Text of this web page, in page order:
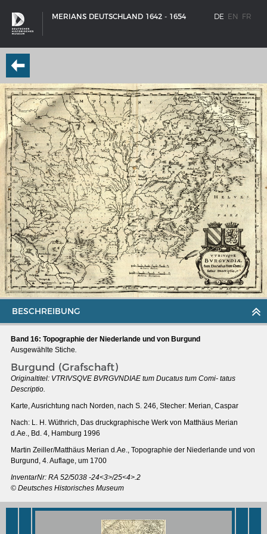
MERIANS DEUTSCHLAND 1642 - 1654 DE EN FR
SCHIFFSTYPEN
Entwicklungen im europäischen Schiffbau
MERIANS DEUTSCHLAND 1642 - 1654
Interaktive Karte
BESCHREIBUNG
Band 16: Topographie der Niederlande und von Burgund
Ausgewählte Stiche.
Burgund (Grafschaft)
Originaltitel: VTRIVSQVE BVRGVNDIAE tum Ducatus tum Comi- tatus
Descriptio.
Karte, Ausrichtung nach Norden, nach S. 246, Stecher: Merian, Caspar
Nach: L. H. Wüthrich, Das druckgraphische Werk von Matthäus Merian
d.Ae., Bd. 4, Hamburg 1996
Martin Zeiller/Matthäus Merian d.Ae., Topographie der Niederlande und von
Burgund, 4. Auflage, um 1700
InventarNr: RA 52/5038 -24<3>/25<4>.2
© Deutsches Historisches Museum